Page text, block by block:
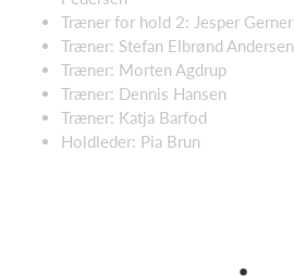
Træner for hold 2: Jesper Gerner
Træner: Stefan Elbrønd Andersen
Træner: Morten Agdrup
Træner: Dennis Hansen
Træner: Katja Barfod
Holdleder: Pia Brun